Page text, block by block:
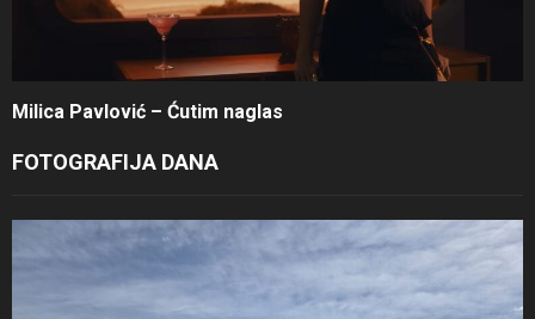
Milica Pavlović – Ćutim naglas
FOTOGRAFIJA DANA